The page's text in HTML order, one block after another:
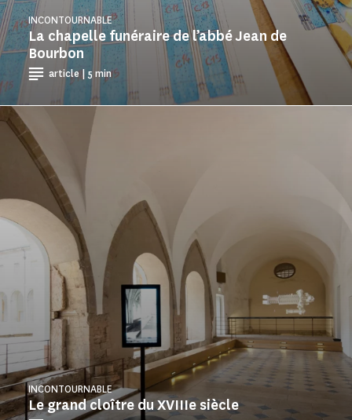
La chapelle funéraire de l’abbé Jean de
Bourbon
INCONTOURNABLE
article | 5 min
Le grand cloître du XVIIIe siècle
INCONTOURNABLE